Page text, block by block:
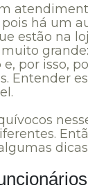
pois há um
estão na
por isso,
Entender